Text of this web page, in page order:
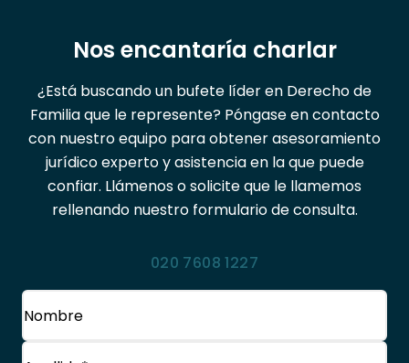
Nos encantaría charlar
¿Está buscando un bufete líder en Derecho de
Familia que le represente? Póngase en contacto
con nuestro equipo para obtener asesoramiento
jurídico experto y asistencia en la que puede
confiar. Llámenos o solicite que le llamemos
rellenando nuestro formulario de consulta.
020 7608 1227
Nombre
Nombre